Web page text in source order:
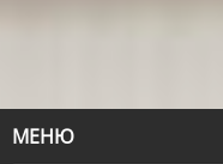
МЕНЮ